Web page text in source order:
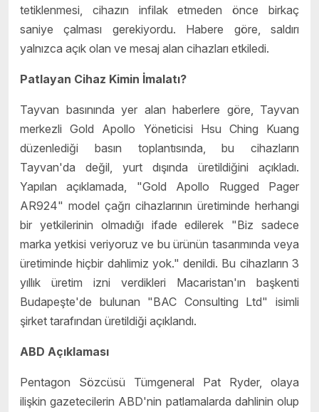
tetiklenmesi, cihazın infilak etmeden önce birkaç
saniye çalması gerekiyordu. Habere göre, saldırı
yalnızca açık olan ve mesaj alan cihazları etkiledi.
Patlayan Cihaz Kimin İmalatı?
Tayvan basınında yer alan haberlere göre, Tayvan
merkezli Gold Apollo Yöneticisi Hsu Ching Kuang
düzenlediği basın toplantısında, bu cihazların
Tayvan'da değil, yurt dışında üretildiğini açıkladı.
Yapılan açıklamada, "Gold Apollo Rugged Pager
AR924" model çağrı cihazlarının üretiminde herhangi
bir yetkilerinin olmadığı ifade edilerek "Biz sadece
marka yetkisi veriyoruz ve bu ürünün tasarımında veya
üretiminde hiçbir dahlimiz yok." denildi. Bu cihazların 3
yıllık üretim izni verdikleri Macaristan'ın başkenti
Budapeşte'de bulunan "BAC Consulting Ltd" isimli
şirket tarafından üretildiği açıklandı.
ABD Açıklaması
Pentagon Sözcüsü Tümgeneral Pat Ryder, olaya
ilişkin gazetecilerin ABD'nin patlamalarda dahlinin olup